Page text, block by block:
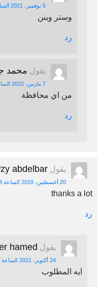
5 نوفمبر، 2021 الساعة 10:21 م
وستر وينن
رد
يقول محمد
7 مارس، 2022 الساعة 7:22 م
من اي محافظة
رد
يقول abdelbar
20 أغسطس، 2019 الساعة 11:23 ص
thanks a lot
رد
يقول hamed
24 أكتوبر، 2021 الساعة 12:13 م
ايه المطلوب